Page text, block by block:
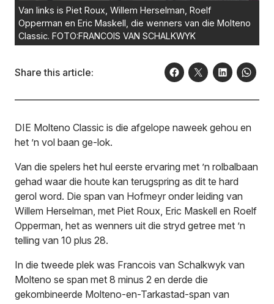
Van links is Piet Roux, Willem Herselman, Roelf
Opperman en Eric Maskell, die wenners van die Molteno
Classic. FOTO:FRANCOIS VAN SCHALKWYK
Share this article:
DIE Molteno Classic is die afgelope naweek gehou en
het ’n vol baan ge-lok.
Van die spelers het hul eerste ervaring met ’n rolbalbaan
gehad waar die houte kan terugspring as dit te hard
gerol word. Die span van Hofmeyr onder leiding van
Willem Herselman, met Piet Roux, Eric Maskell en Roelf
Opperman, het as wenners uit die stryd getree met ’n
telling van 10 plus 28.
In die tweede plek was Francois van Schalkwyk van
Molteno se span met 8 minus 2 en derde die
gekombineerde Molteno-en-Tarkastad-span van